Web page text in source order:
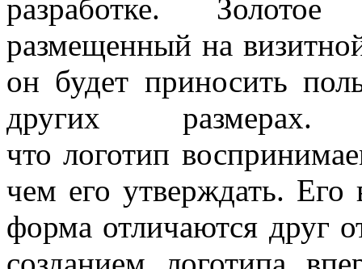
разработке.
размещенный на
он будет приносить
других размерах.
что логотип
чем его утверждать. Его
форма отличаются друг